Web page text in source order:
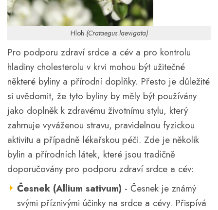
Hloh (Crataegus laevigata)
Pro podporu zdraví srdce a cév a pro kontrolu
hladiny cholesterolu v krvi mohou být užitečné
některé byliny a přírodní doplňky. Přesto je důležité
si uvědomit, že tyto byliny by měly být používány
jako doplněk k zdravému životnímu stylu, který
zahrnuje vyváženou stravu, pravidelnou fyzickou
aktivitu a případně lékařskou péči. Zde je několik
bylin a přírodních látek, které jsou tradičně
doporučovány pro podporu zdraví srdce a cév:
Česnek (Allium sativum) - Česnek je známý
svými příznivými účinky na srdce a cévy. Přispívá